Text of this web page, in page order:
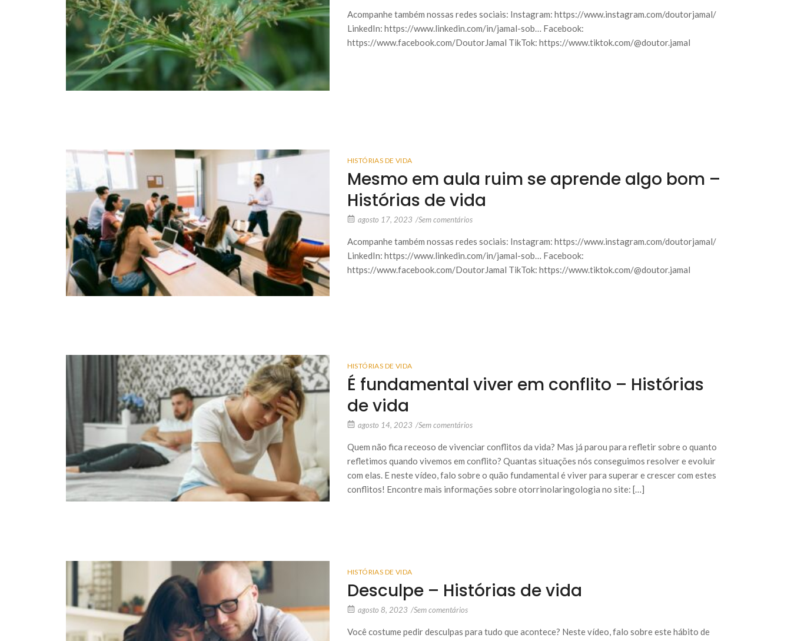
Acompanhe também nossas redes sociais: Instagram: https://www.instagram.com/doutorjamal/
LinkedIn: https://www.linkedin.com/in/jamal-sob… Facebook:
https://www.facebook.com/DoutorJamal TikTok: https://www.tiktok.com/@doutor.jamal
HISTÓRIAS DE VIDA
Mesmo em aula ruim se aprende algo bom –
Histórias de vida
agosto 17, 2023 /Sem comentários
Acompanhe também nossas redes sociais: Instagram: https://www.instagram.com/doutorjamal/
LinkedIn: https://www.linkedin.com/in/jamal-sob… Facebook:
https://www.facebook.com/DoutorJamal TikTok: https://www.tiktok.com/@doutor.jamal
HISTÓRIAS DE VIDA
É fundamental viver em conflito – Histórias
de vida
agosto 14, 2023 /Sem comentários
Quem não fica receoso de vivenciar conflitos da vida? Mas já parou para refletir sobre o quanto
refletimos quando vivemos em conflito? Quantas situações nós conseguimos resolver e evoluir
com elas. E neste vídeo, falo sobre o quão fundamental é viver para superar e crescer com estes
conflitos! Encontre mais informações sobre otorrinolaringologia no site: […]
HISTÓRIAS DE VIDA
Desculpe – Histórias de vida
agosto 8, 2023 /Sem comentários
Você costume pedir desculpas para tudo que acontece? Neste vídeo, falo sobre este hábito de